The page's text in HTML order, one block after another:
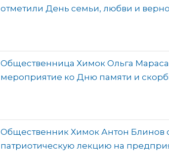
отметили День семьи, любви и
Общественница Химок Ольга
мероприятие ко Дню памяти и
Общественник Химок Антон Блинов
патриотическую лекцию на